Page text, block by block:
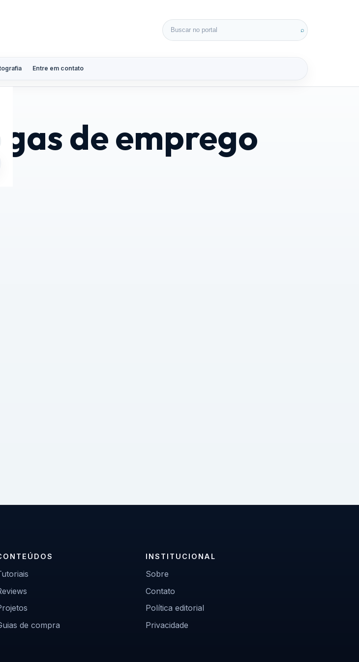
Entre em contato
Buscar por: ⌕
de emprego
de compra
INSTITUCIONAL
Sobre
Contato
Política editorial
Privacidade